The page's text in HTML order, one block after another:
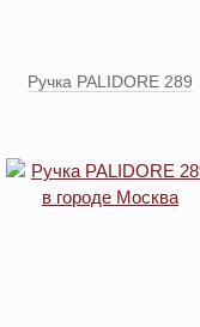
Ручка PALIDORE 289